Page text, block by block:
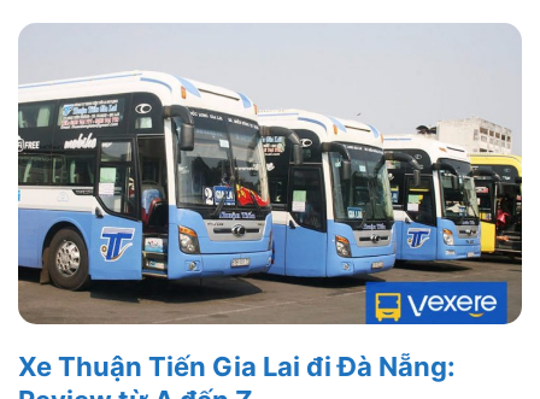
Xe Thuận Tiến Gia Lai đi Đà Nẵng: